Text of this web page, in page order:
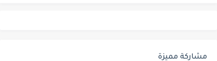
مشاركة مميزة